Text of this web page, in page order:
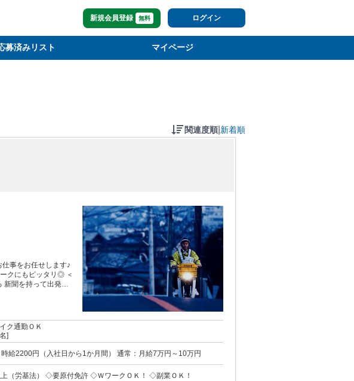
新規会員登録 無料 ログイン
募済みリスト マイページ
関連度順 新着順
事をお任せします♪
クにもピッタリ◎ ＜
新聞を持って出発
ク通勤ＯＫ
]
時給2,200円 給与詳細 基本給：時給 2200円 時給2200円（入社日から1か月間） 通常：月給7万円～10万円
（労基法） ◇要原付免許 ◇ＷワークＯＫ！ ◇副業ＯＫ！